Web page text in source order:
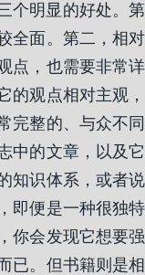
个明显的好处。第
全面。第二，相对
点，也需要非常详
的观点相对主观，
完整的、与众不同
中的文章，以及它
知识体系，或者说
即便是一种很独特
你会发现它想要强
已。但书籍则是相